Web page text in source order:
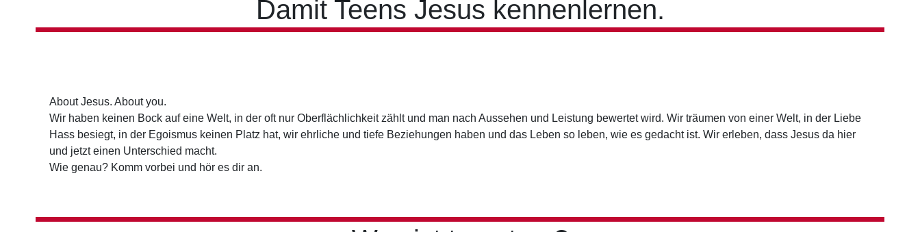
Damit Teens Jesus kennenlernen.
About Jesus. About you.
Wir haben keinen Bock auf eine Welt, in der oft nur Oberflächlichkeit zählt und man nach Aussehen und Leistung bewertet wird. Wir träumen von einer Welt, in der Liebe
Hass besiegt, in der Egoismus keinen Platz hat, wir ehrliche und tiefe Beziehungen haben und das Leben so leben, wie es gedacht ist. Wir erleben, dass Jesus da hier
und jetzt einen Unterschied macht.
Wie genau? Komm vorbei und hör es dir an.